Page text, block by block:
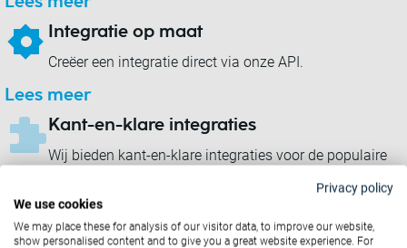
Integratie op maat
Creëer een integratie direct via onze API.
Lees meer
Kant-en-klare integraties
Wij bieden kant-en-klare integraties voor de populaire
Lees meer
Privacy policy
We use cookies
We may place these for analysis of our visitor data, to improve our website,
show personalised content and to give you a great website experience. For